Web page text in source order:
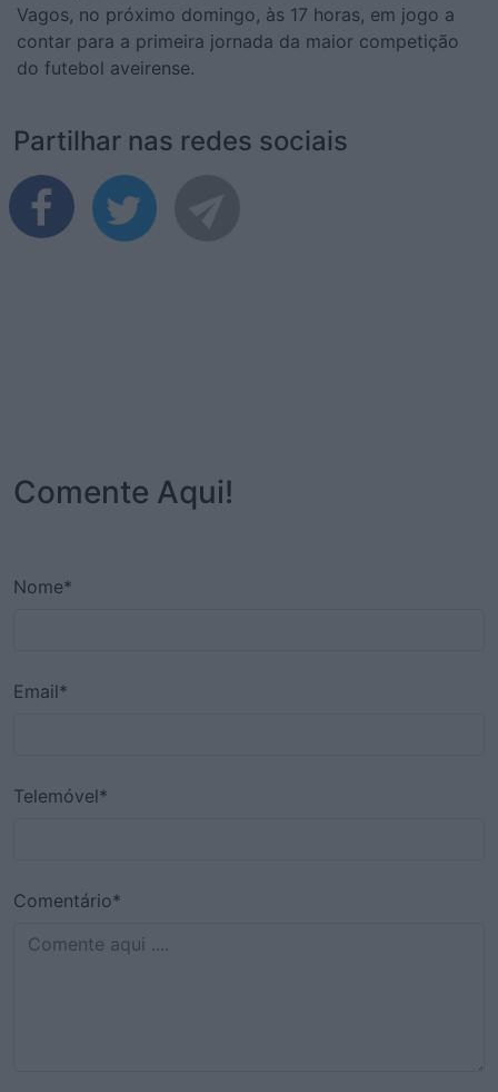
Vagos, no próximo domingo, às 17 horas, em jogo a
contar para a primeira jornada da maior competição
do futebol aveirense.
Partilhar nas redes sociais
Comente Aqui!
Nome*
Email*
Telemóvel*
Comentário*